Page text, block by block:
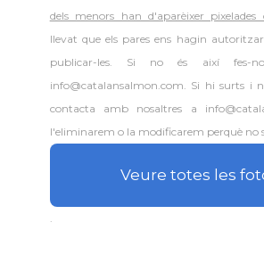
dels menors han d'aparèixer pixelades
llevat que els pares ens hagin
publicar-les. Si no és així fes-
info@catalansalmon.com. Si hi surts i
contacta amb nosaltres a
l'eliminarem o la modificarem perquè no
Veure totes les